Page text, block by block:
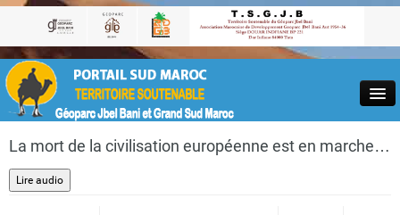
Close
TSGJB Tourisme au Maroc : Transavia renforce les vols Paris-
La mort de la civilisation européenne est en marche…